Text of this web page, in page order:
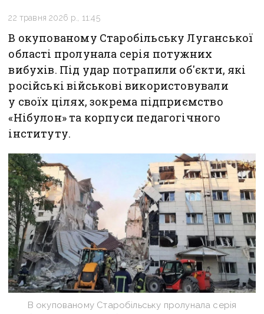
22 травня 2026 р., 11:45
В окупованому Старобільську Луганської
області пролунала серія потужних
вибухів. Під удар потрапили об'єкти, які
російські військові використовували
у своїх цілях, зокрема підприємство
«Нібулон» та корпуси педагогічного
інституту.
В окупованому Старобільську пролунала серія